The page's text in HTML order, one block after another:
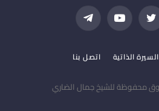
تويتر يوتيوب تيلقرام
السيرة الذاتية اتصل بنا